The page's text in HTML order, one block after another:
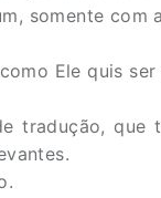
somente com
Ele quis
tradução, que